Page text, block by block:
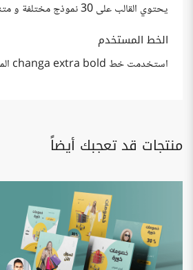
يحتوي القالب على 30 نموذج مختلفة و متناسقة في نفس الوقت لمنح حسابك التناسق و الانسجام مما يجعله جذابا للمشهد.
الخط المستخدم
استخدمت خط changa extra bold المناسب لموضوع القالب و هو مجاني تماما يمكنك تغيره بكل سهولة.
منتجات قد تعجبك أيضاً